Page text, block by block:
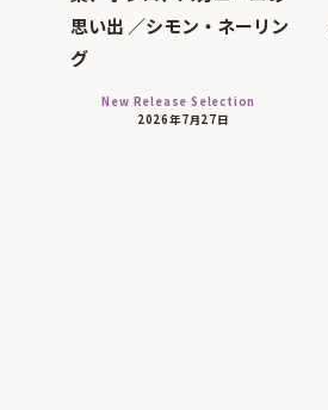
思い出 ／シモン・ネーリン
グ
New Release Selection
2026年7月27日